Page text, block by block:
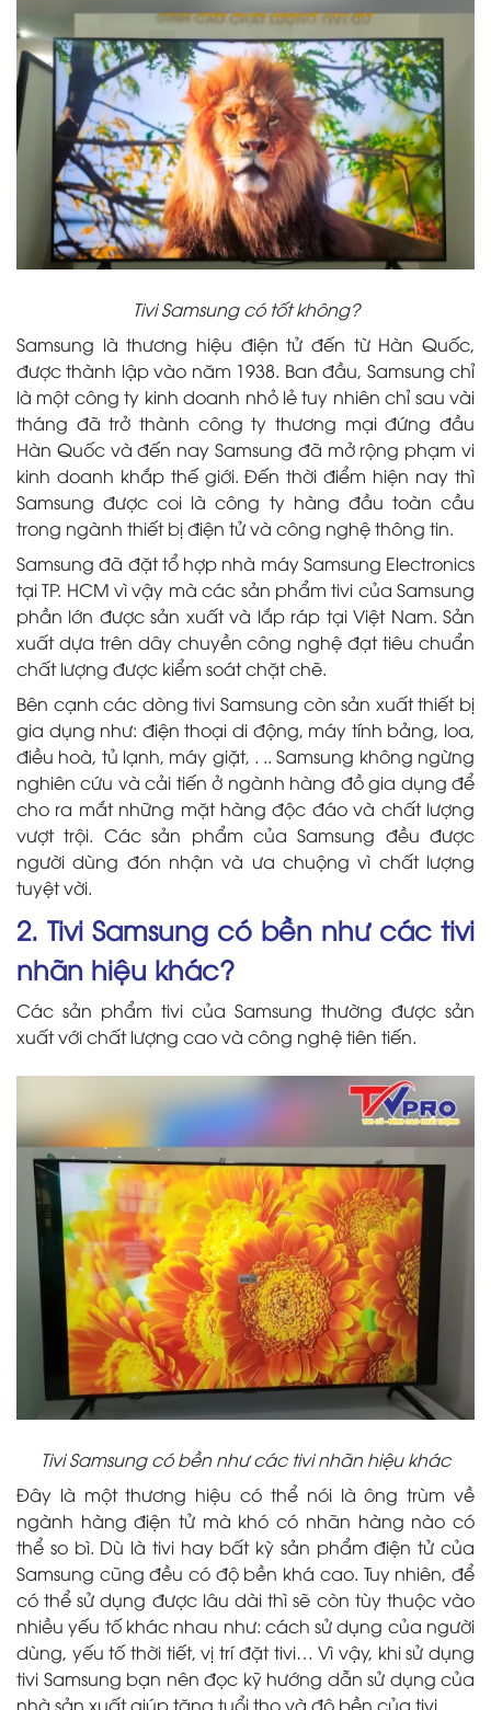
Tivi Samsung có tốt không?
Samsung là thương hiệu điện tử đến từ Hàn Quốc,
được thành lập vào năm 1938. Ban đầu, Samsung chỉ
là một công ty kinh doanh nhỏ lẻ tuy nhiên chỉ sau vài
tháng đã trở thành công ty thương mại đứng đầu
Hàn Quốc và đến nay Samsung đã mở rộng phạm vi
kinh doanh khắp thế giới. Đến thời điểm hiện nay thì
Samsung được coi là công ty hàng đầu toàn cầu
trong ngành thiết bị điện tử và công nghệ thông tin.
Samsung đã đặt tổ hợp nhà máy Samsung Electronics
tại TP. HCM vì vậy mà các sản phẩm tivi của Samsung
phần lớn được sản xuất và lắp ráp tại Việt Nam. Sản
xuất dựa trên dây chuyền công nghệ đạt tiêu chuẩn
chất lượng được kiểm soát chặt chẽ.
Bên cạnh các dòng tivi Samsung còn sản xuất thiết bị
gia dụng như: điện thoại di động, máy tính bảng, loa,
điều hoà, tủ lạnh, máy giặt, . .. Samsung không ngừng
nghiên cứu và cải tiến ở ngành hàng đồ gia dụng để
cho ra mắt những mặt hàng độc đáo và chất lượng
vượt trội. Các sản phẩm của Samsung đều được
người dùng đón nhận và ưa chuộng vì chất lượng
tuyệt vời.
2. Tivi Samsung có bền như các tivi
nhãn hiệu khác?
Các sản phẩm tivi của Samsung thường được sản
xuất với chất lượng cao và công nghệ tiên tiến.
Tivi Samsung có bền như các tivi nhãn hiệu khác
Đây là một thương hiệu có thể nói là ông trùm về
ngành hàng điện tử mà khó có nhãn hàng nào có
thể so bì. Dù là tivi hay bất kỳ sản phẩm điện tử của
Samsung cũng đều có độ bền khá cao. Tuy nhiên, để
có thể sử dụng được lâu dài thì sẽ còn tùy thuộc vào
nhiều yếu tố khác nhau như: cách sử dụng của người
dùng, yếu tố thời tiết, vị trí đặt tivi… Vì vậy, khi sử dụng
tivi Samsung bạn nên đọc kỹ hướng dẫn sử dụng của
nhà sản xuất giúp tăng tuổi thọ và độ bền của tivi.